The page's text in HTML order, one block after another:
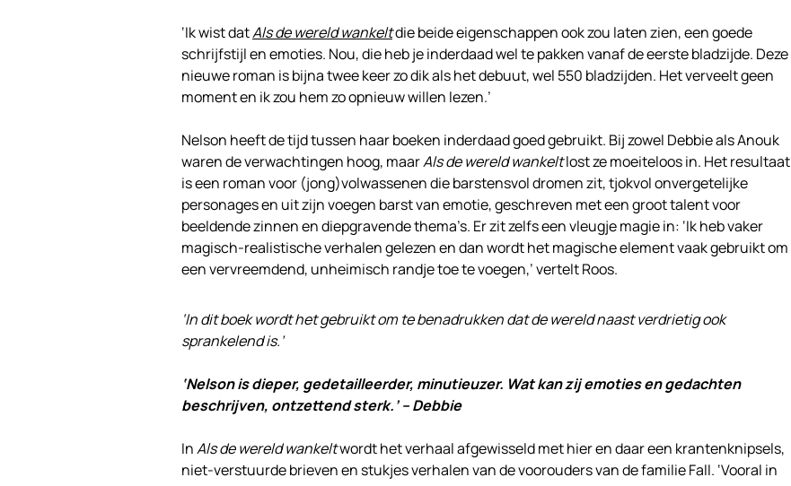
‘Ik wist datAls de wereld wankeltdie beide eigenschappen ook zou laten zien, een goede
schrijfstijl en emoties. Nou, die heb je inderdaad wel te pakken vanaf de eerste bladzijde. Deze
nieuwe roman is bijna twee keer zo dik als het debuut, wel 550 bladzijden. Het verveelt geen
moment en ik zou hem zo opnieuw willen lezen.’
Nelson heeft de tijd tussen haar boeken inderdaad goed gebruikt. Bij zowel Debbie als Anouk
waren de verwachtingen hoog, maarAls de wereld wankeltlost ze moeiteloos in. Het resultaat
is een roman voor (jong)volwassenen die barstensvol dromen zit, tjokvol onvergetelijke
personages en uit zijn voegen barst van emotie, geschreven met een groot talent voor
beeldende zinnen en diepgravende thema’s. Er zit zelfs een vleugje magie in: ‘Ik heb vaker
magisch-realistische verhalen gelezen en dan wordt het magische element vaak gebruikt om
een vervreemdend, unheimisch randje toe te voegen,’ vertelt Roos.
‘In dit boek wordt het gebruikt om te benadrukken dat de wereld naast verdrietig ook
sprankelend is.’
‘Nelson is dieper, gedetailleerder, minutieuzer. Wat kan zij emoties en gedachten
beschrijven, ontzettend sterk.’ – Debbie
InAls de wereld wankeltwordt het verhaal afgewisseld met hier en daar een krantenknipsels,
niet-verstuurde brieven en stukjes verhalen van de voorouders van de familie Fall. ‘Vooral in